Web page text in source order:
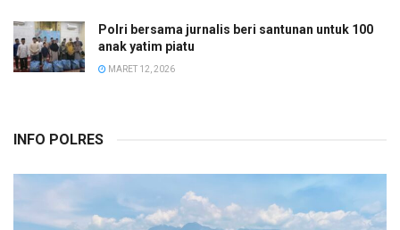
Polri bersama jurnalis beri santunan untuk 100
anak yatim piatu
MARET 12, 2026
INFO POLRES